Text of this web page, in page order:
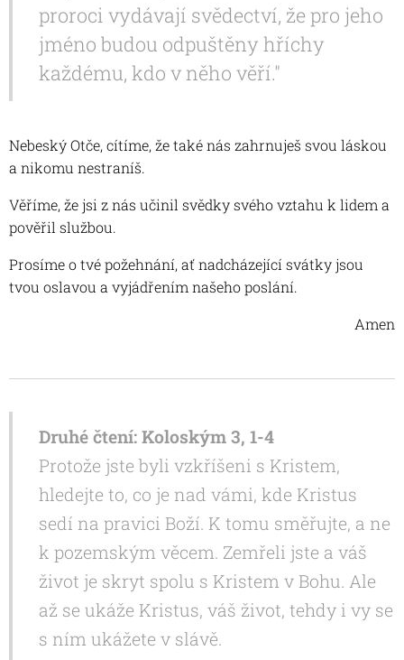
proroci vydávají svědectví, že pro jeho
jméno budou odpuštěny hříchy
každému, kdo v něho věří."
Nebeský Otče, cítíme, že také nás zahrnuješ svou láskou
a nikomu nestraníš.
Věříme, že jsi z nás učinil svědky svého vztahu k lidem a
pověřil službou.
Prosíme o tvé požehnání, ať nadcházející svátky jsou
tvou oslavou a vyjádřením našeho poslání.
Amen
Druhé čtení: Koloským 3, 1-4
Protože jste byli vzkříšeni s Kristem,
hledejte to, co je nad vámi, kde Kristus
sedí na pravici Boží. K tomu směřujte, a ne
k pozemským věcem. Zemřeli jste a váš
život je skryt spolu s Kristem v Bohu. Ale
až se ukáže Kristus, váš život, tehdy i vy se
s ním ukážete v slávě.